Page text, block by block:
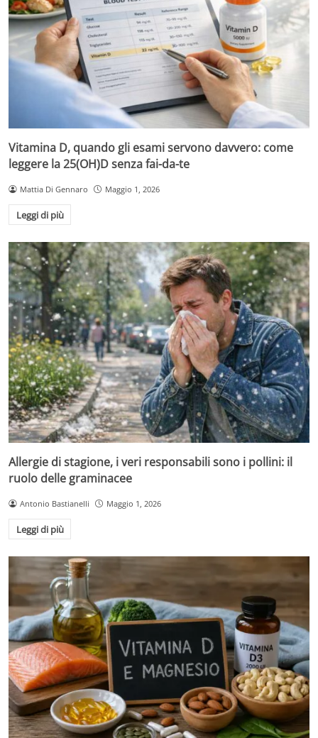
Vitamina D, quando gli esami servono davvero: come
leggere la 25(OH)D senza fai-da-te
Mattia Di Gennaro Maggio 1, 2026
Leggi di più
Allergie di stagione, i veri responsabili sono i pollini: il
ruolo delle graminacee
Antonio Bastianelli Maggio 1, 2026
Leggi di più